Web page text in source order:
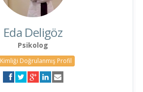
Eda Deligöz
Psikolog
Kimliği Doğrulanmış Profil